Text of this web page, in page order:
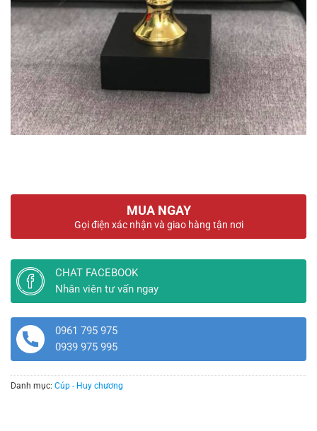
MUA NGAY
Gọi điện xác nhận và giao hàng tận nơi
CHAT FACEBOOK
Nhân viên tư vấn ngay
0961 795 975
0939 975 995
Danh mục: Cúp - Huy chương